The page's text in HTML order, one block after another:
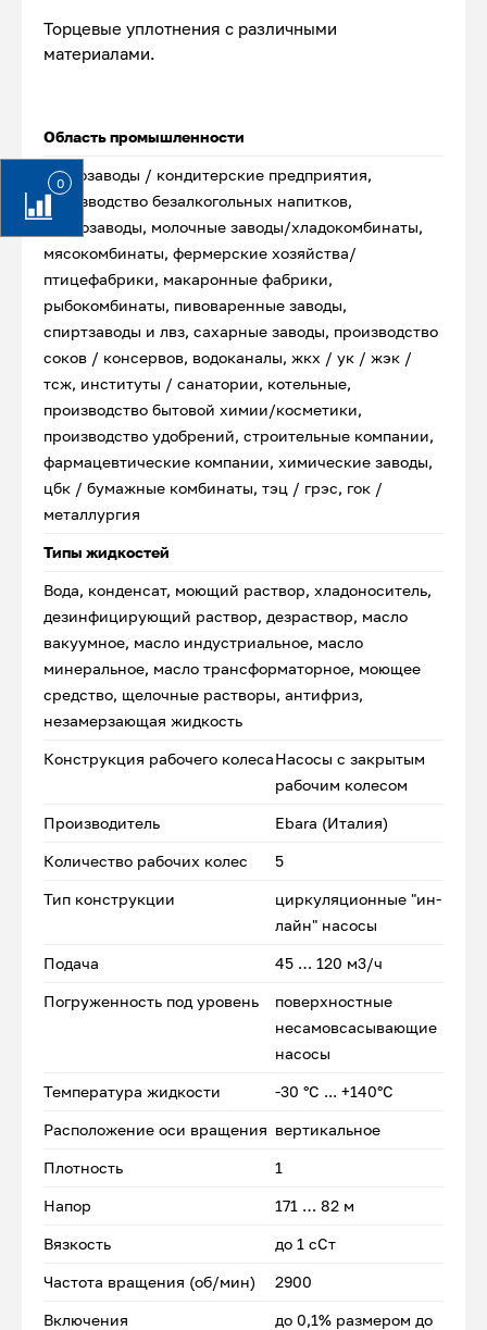
0
Торцевые уплотнения с различными
материалами.
Область промышленности
хлебозаводы / кондитерские предприятия,
производство безалкогольных напитков,
маслозаводы, молочные заводы/хладокомбинаты,
мясокомбинаты, фермерские хозяйства/
птицефабрики, макаронные фабрики,
рыбокомбинаты, пивоваренные заводы,
спиртзаводы и лвз, сахарные заводы, производство
соков / консервов, водоканалы, жкх / ук / жэк /
тсж, институты / санатории, котельные,
производство бытовой химии/косметики,
производство удобрений, строительные компании,
фармацевтические компании, химические заводы,
цбк / бумажные комбинаты, тэц / грэс, гок /
металлургия
Типы жидкостей
Вода, конденсат, моющий раствор, хладоноситель,
дезинфицирующий раствор, дезраствор, масло
вакуумное, масло индустриальное, масло
минеральное, масло трансформаторное, моющее
средство, щелочные растворы, антифриз,
незамерзающая жидкость
Конструкция рабочего колесаНасосы с закрытым
рабочим колесом
Производитель Ebara (Италия)
Количество рабочих колес 5
Тип конструкции
циркуляционные "ин-
лайн" насосы
Подача 45 … 120 м3/ч
Погруженность под уровень
поверхностные
несамовсасывающие
насосы
Температура жидкости -30 °С ... +140°С
Расположение оси вращения вертикальное
Плотность 1
Напор 171 … 82 м
Вязкость до 1 сСт
Частота вращения (об/мин) 2900
Включения
до 0,1% размером до